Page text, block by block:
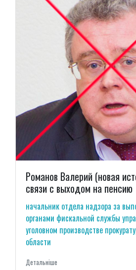
Романов Валерий (новая
связи с выходом на пенсию
начальник отдела надзора за
органами фискальной службы
уголовном производстве
области
Детальнiше